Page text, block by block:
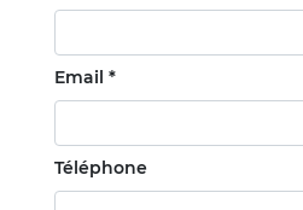
Email *
Téléphone